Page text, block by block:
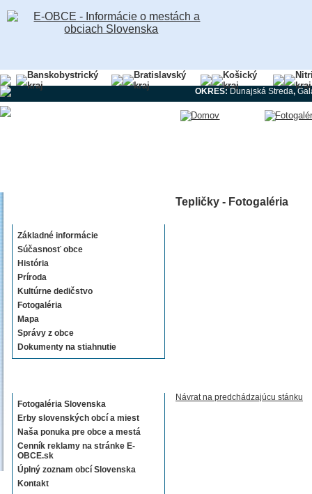
Banskobystrický
kraj
Bratislavský
kraj
Košický
kraj
kraj
OKRES:Dunajská Streda,
Základné informácie
Súčasnosť obce
História
Príroda
Kultúrne dedičstvo
Fotogaléria
Mapa
Správy z obce
Dokumenty na stiahnutie
Fotogaléria Slovenska
Erby slovenských obcí a miest
Naša ponuka pre obce a mestá
Cenník reklamy na stránke E-
OBCE.sk
Úplný zoznam obcí Slovenska
Kontakt
Tepličky - Fotogaléria
Návrat na predchádzajúcu stánku